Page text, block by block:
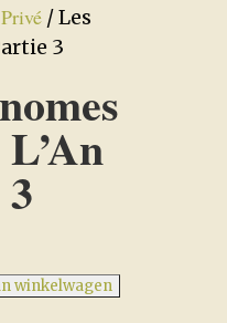
/ Les
3
winkelwagen